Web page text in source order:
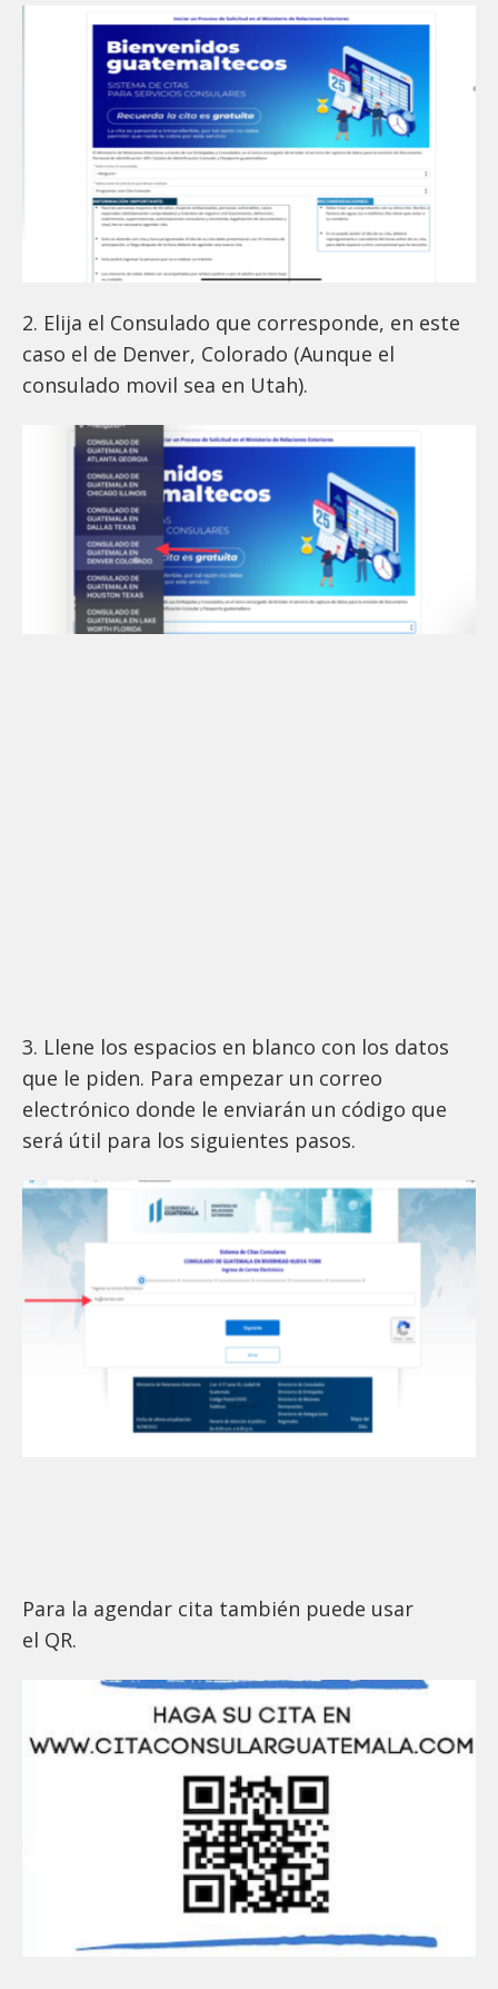
2. Elija el Consulado que corresponde, en este
caso el de Denver, Colorado (Aunque el
consulado movil sea en Utah).
3. Llene los espacios en blanco con los datos
que le piden. Para empezar un correo
electrónico donde le enviarán un código que
será útil para los siguientes pasos.
Para la agendar cita también puede usar
el QR.